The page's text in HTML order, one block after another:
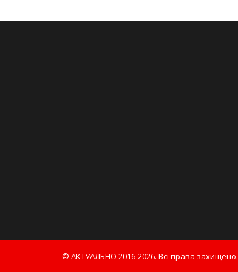
© АКТУАЛЬНО 2016-2026. Всі права захищено.